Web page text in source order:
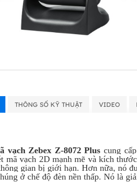
THÔNG SỐ KỸ THUẬT VIDEO
vạch Zebex Z-8072 Plus cung
mã vạch 2D mạnh mẽ và kích
gian bị giới hạn. Hơn nữa, nó
ở chế độ đèn nền thấp. Nó là